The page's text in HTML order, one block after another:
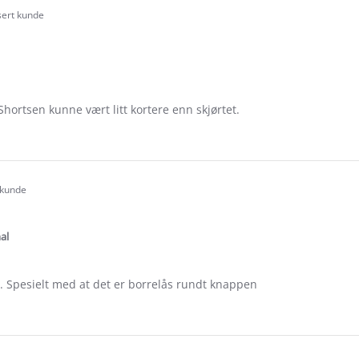
kunde
kunne vært litt kortere enn skjørtet.
Spesielt med at det er borrelås rundt knappen